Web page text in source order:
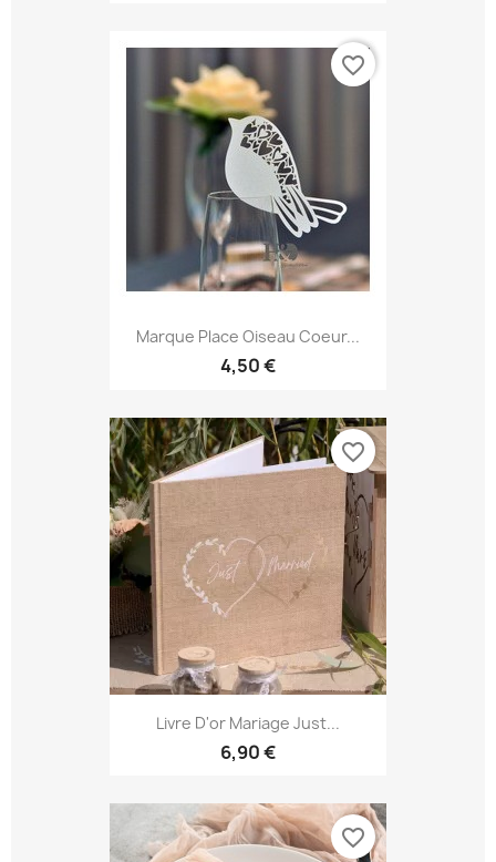
Marque Place Oiseau Coeur...
4,50 €
favorite_border
Livre D'or Mariage Just...
6,90 €
favorite_border
favorite_border